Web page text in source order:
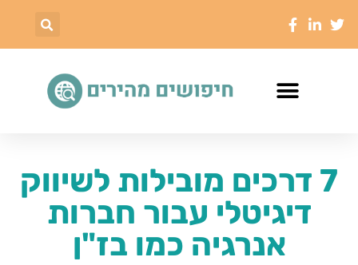
7 דרכים מובילות לשיווק
דיגיטלי עבור חברות
אנרגיה כמו בז"ן